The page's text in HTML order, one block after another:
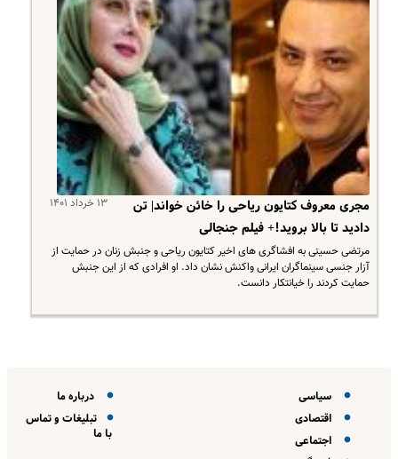
۱۳ خرداد ۱۴۰۱
مجری معروف کتایون ریاحی را خائن خواند| تن
دادید تا بالا بروید!+ فیلم جنجالی
مرتضی حسینی به افشاگری های اخیر کتایون ریاحی و جنبش زنان در حمایت از
آزار جنسی سینماگران ایرانی واکنش نشان داد. او افرادی که از این جنبش
حمایت کردند را خیانتکار دانست.
سیاسی
اقتصادی
اجتماعی
درباره ما
تبلیغات و تماس
با ما